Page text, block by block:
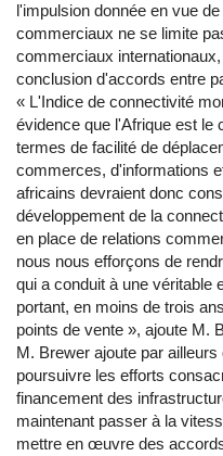
l'impulsion donnée en vue
commerciaux ne se limite
commerciaux
conclusion d'accords entre
« L'Indice de connectivité
évidence que l'Afrique est le
termes de facilité de
commerces, d'informations
africains devraient donc
développement de la
en place de relations
nous nous efforçons de
qui a conduit à une véritable
portant, en moins de trois
points de vente », ajoute M.
M. Brewer ajoute par
poursuivre les efforts
financement des
maintenant passer à la
mettre en œuvre des